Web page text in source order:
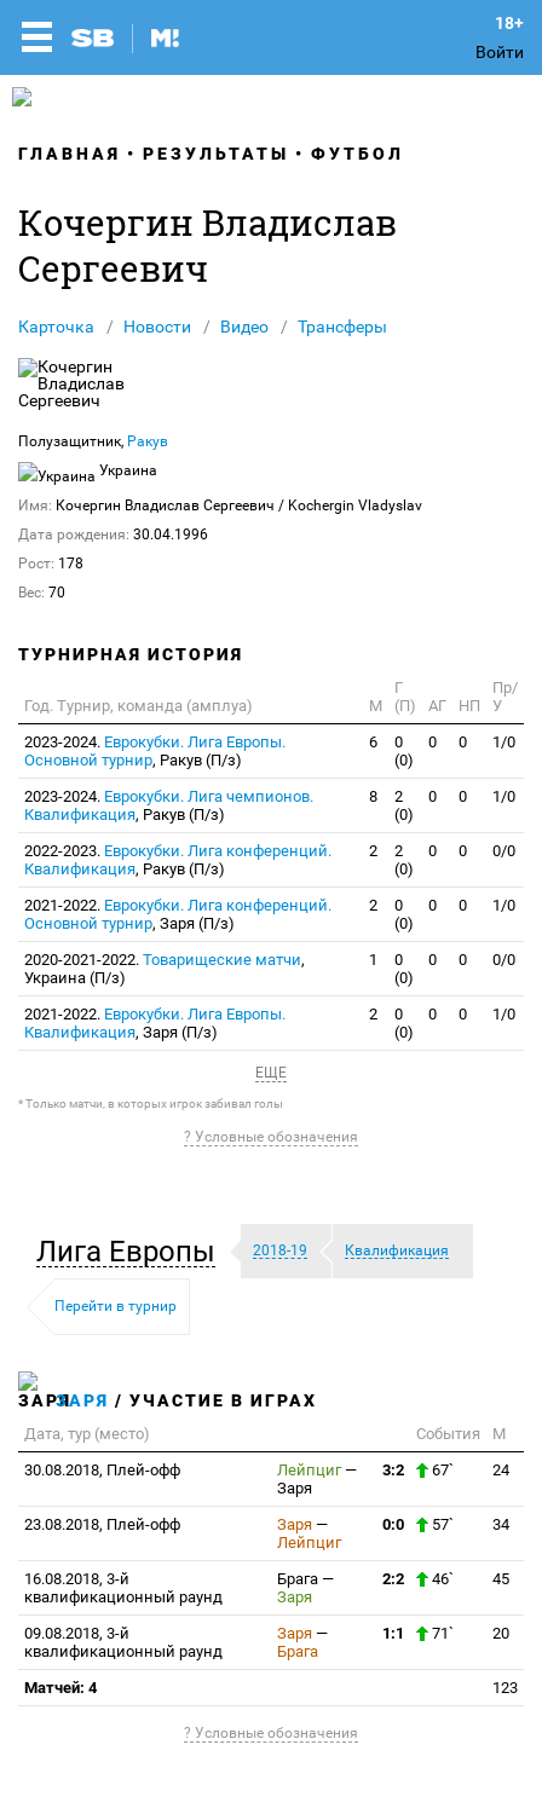
Войти
ГЛАВНАЯ РЕЗУЛЬТАТЫ ФУТБОЛ
Кочергин Владислав
Сергеевич
Карточка Новости Видео Трансферы
Полузащитник, Ракув
Украина
Имя: Кочергин Владислав Сергеевич / Kochergin Vladyslav
Дата рождения: 30.04.1996
Рост: 178
Вес: 70
ТУРНИРНАЯ ИСТОРИЯ
Год. Турнир, команда (амплуа) М
Г
(П)
АГ НП
Пр/
У
2023-2024. Еврокубки. Лига Европы.
Основной турнир, Ракув (П/з)
6
0
(0)
0 0 1/0
2023-2024. Еврокубки. Лига чемпионов.
Квалификация, Ракув (П/з)
8
2
(0)
0 0 1/0
2022-2023. Еврокубки. Лига конференций.
Квалификация, Ракув (П/з)
2
2
(0)
0 0 0/0
2021-2022. Еврокубки. Лига конференций.
Основной турнир, Заря (П/з)
2
0
(0)
0 0 1/0
2020-2021-2022. Товарищеские матчи,
Украина (П/з)
1
0
(0)
0 0 0/0
2021-2022. Еврокубки. Лига Европы.
Квалификация, Заря (П/з)
2
0
(0)
0 0 1/0
ЕЩЕ
* Только матчи, в которых игрок забивал голы
? Условные обозначения
Лига Европы 2018-19 Квалификация
Перейти в турнир
ЗАРЯ / УЧАСТИЕ В ИГРАХ
Дата, тур (место) События
М
30.08.2018, Плей-офф
Лейпциг —
Заря
3:2 67` 24
23.08.2018, Плей-офф Заря —
Лейпциг
0:0 57` 34
16.08.2018, 3-й
квалификационный раунд
Брага —
Заря
2:2 46` 45
09.08.2018, 3-й
квалификационный раунд
Заря —
Брага
1:1 71` 20
Матчей: 4 123
? Условные обозначения